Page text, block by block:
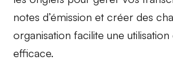
notes d’émission et créer des
organisation facilite une
efficace.